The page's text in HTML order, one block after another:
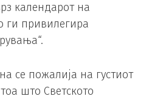
календарот на
ги привилегира
се пожалија на густиот
што Светското